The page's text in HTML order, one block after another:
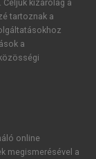
kizárólag a
tartoznak a
a
online
megismerésével a